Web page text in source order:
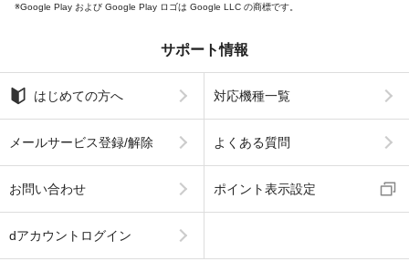
Google Play および Google Play ロゴは Google LLC の商標です。
サポート情報
はじめての方へ 対応機種一覧
メールサービス登録/解除 よくある質問
お問い合わせ ポイント表示設定
dアカウントログイン